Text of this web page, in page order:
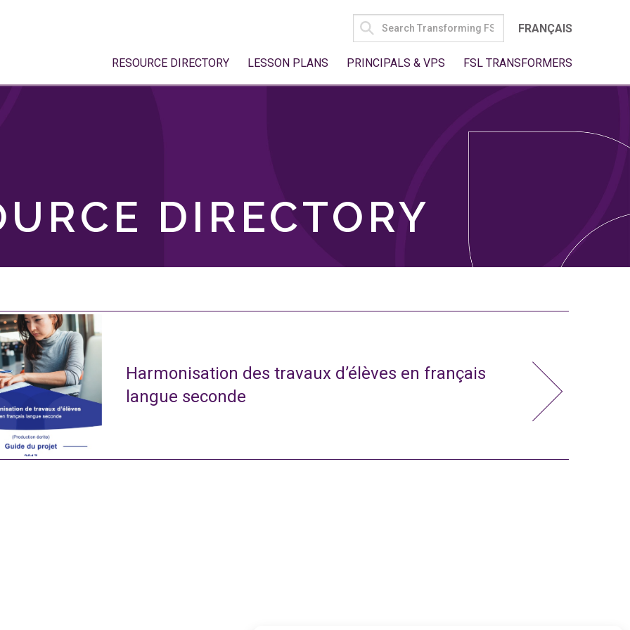
SEARCH
FOR:
FRANÇAIS
RESOURCE DIRECTORY LESSON PLANS PRINCIPALS & VPS FSL TRANSFORMERS
DIRECTORY
Harmonisation des travaux d’élèves en français
langue seconde